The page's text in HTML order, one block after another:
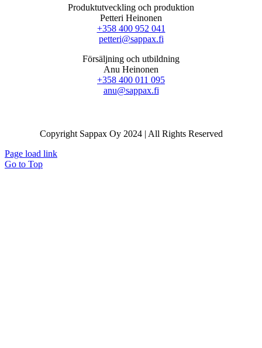
Produktutveckling och produktion
Petteri Heinonen
+358 400 952 041
petteri@sappax.fi
Försäljning och utbildning
Anu Heinonen
+358 400 011 095
anu@sappax.fi
Copyright Sappax Oy 2024 | All Rights Reserved
Page load link
Go to Top